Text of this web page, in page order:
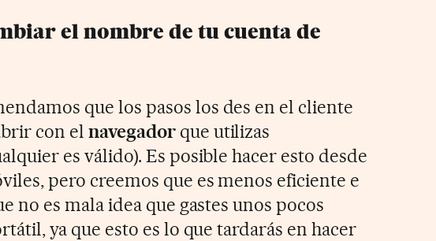
el nombre de tu cuenta de
que los pasos los des en el cliente
con el navegadorque utilizas
es válido). Es posible hacer esto desde
pero creemos que es menos eficiente e
no es mala idea que gastes unos pocos
ya que esto es lo que tardarás en hacer